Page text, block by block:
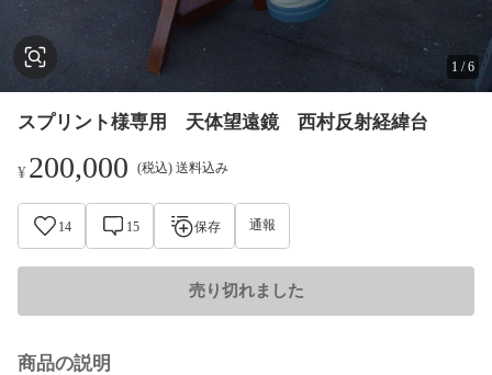
1 /6
スプリント様専用 天体望遠鏡 西村反射経緯台
¥200,000 (税込) 送料込み
14 15 保存 通報
売り切れました
商品の説明